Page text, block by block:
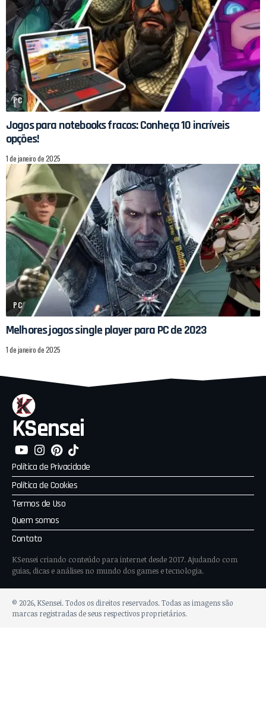
PC
Jogos para notebooks fracos: Conheça 10 incríveis
opções!
1 de janeiro de 2025
PC
Melhores jogos single player para PC de 2023
1 de janeiro de 2025
KSensei
Política de Privacidade
Política de Cookies
Termos de Uso
Quem somos
Contato
KSensei criando conteúdo para internet desde 2017. Ajudando com
guias, dicas e análises no mundo dos games e tecnologia.
© 2026, KSensei. Todos os direitos reservados. Todas as imagens são
marcas registradas de seus respectivos proprietários.